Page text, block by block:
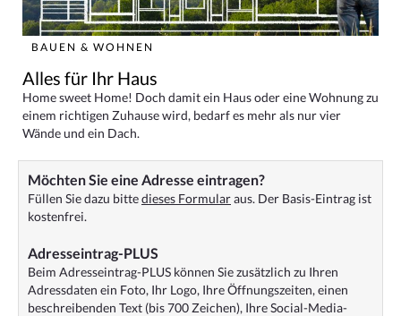
BAUEN & WOHNEN
Alles für Ihr Haus
Home sweet Home! Doch damit ein Haus oder eine Wohnung zu
einem richtigen Zuhause wird, bedarf es mehr als nur vier
Wände und ein Dach.
Möchten Sie eine Adresse eintragen?
Füllen Sie dazu bittedieses Formularaus. Der Basis-Eintrag ist
kostenfrei.
Adresseintrag-PLUS
Beim Adresseintrag-PLUS können Sie zusätzlich zu Ihren
Adressdaten ein Foto, Ihr Logo, Ihre Öffnungszeiten, einen
beschreibenden Text (bis 700 Zeichen), Ihre Social-Media-